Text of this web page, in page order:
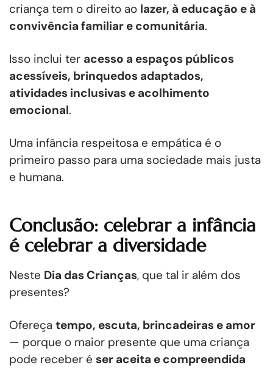
criança tem o direito ao lazer, à educação e à
convivência familiar e comunitária.
Isso inclui ter acesso a espaços públicos
acessíveis, brinquedos adaptados,
atividades inclusivas e acolhimento
emocional.
Uma infância respeitosa e empática é o
primeiro passo para uma sociedade mais justa
e humana.
Conclusão: celebrar a infância
é celebrar a diversidade
Neste Dia das Crianças, que tal ir além dos
presentes?
Ofereça tempo, escuta, brincadeiras e amor
— porque o maior presente que uma criança
pode receber é ser aceita e compreendida